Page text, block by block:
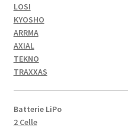
LOSI
KYOSHO
ARRMA
AXIAL
TEKNO
TRAXXAS
Batterie LiPo
2 Celle